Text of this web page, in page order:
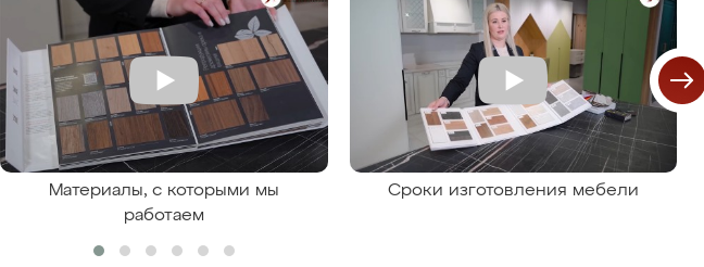
Материалы, с которыми мы
работаем
Сроки изготовления мебели